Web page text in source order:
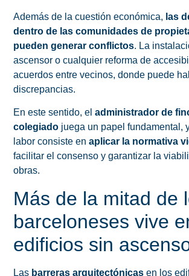
Además de la cuestión económica, las
dentro de las comunidades de
pueden generar conflictos. La
ascensor o cualquier reforma de
acuerdos entre vecinos, donde puede
discrepancias.
En este sentido, el administrador de
colegiado juega un papel fundamental,
labor consiste en aplicar la normativa
facilitar el consenso y garantizar la
obras.
Más de la mitad de
barceloneses vive
edificios sin
Las barreras arquitectónicas en los